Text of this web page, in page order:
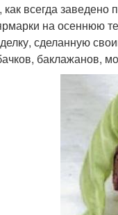
как всегда
на осеннюю
сделанную
баклажанов,